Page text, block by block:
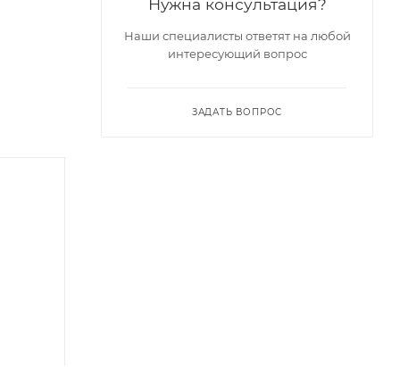
Нужна консультация?
Наши специалисты ответят на любой
интересующий вопрос
ЗАДАТЬ ВОПРОС